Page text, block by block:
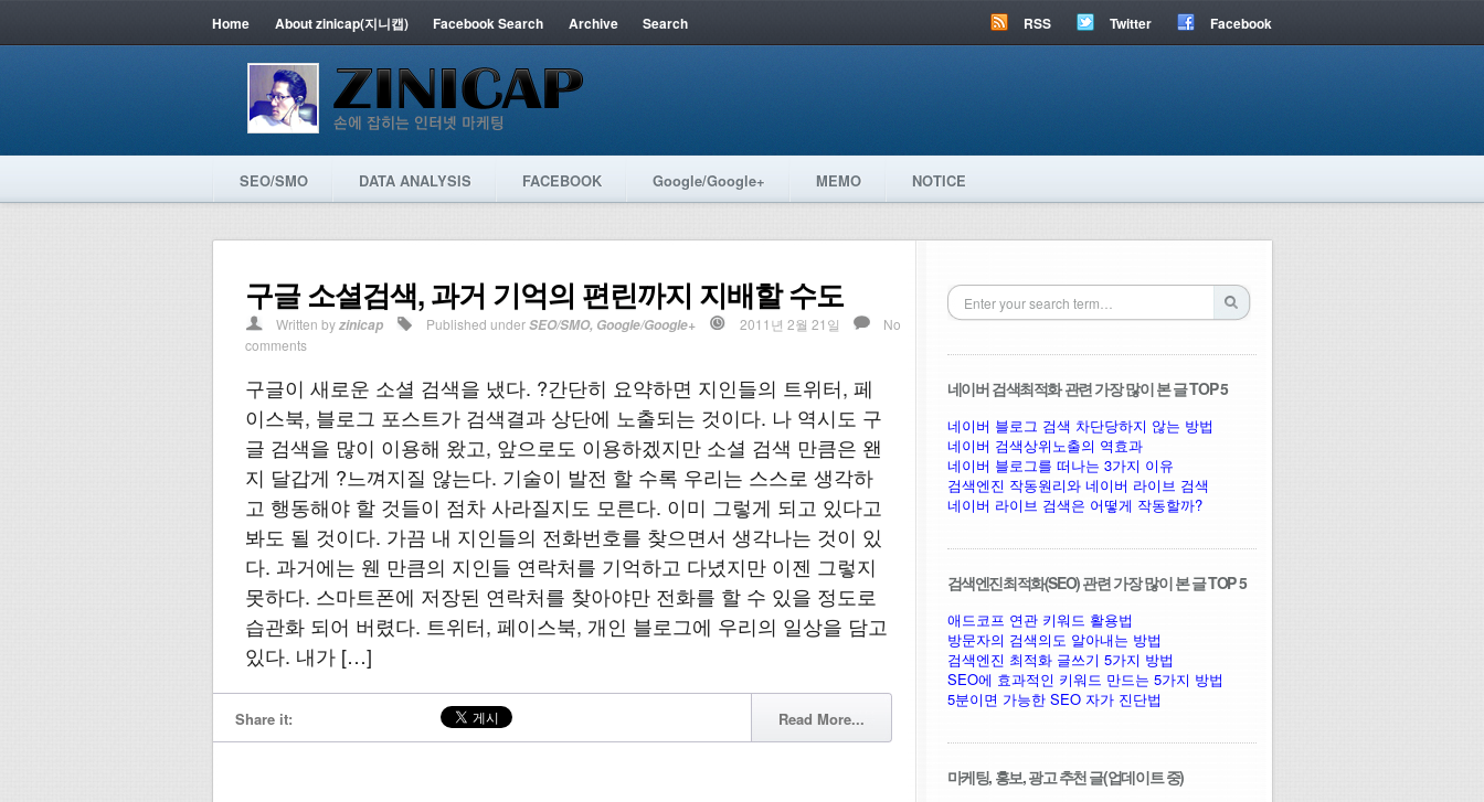
Home About zinicap(지니캡) Facebook Search Archive Search RSS Twitter Facebook
SEO/SMO DATA ANALYSIS FACEBOOK Google/Google+ MEMO NOTICE
구글 소셜검색, 과거 기억의 편린까지 지배할 수도
Written byzinicap Published underSEO/SMO, Google/Google+ 2011년 2월 21일
No
comments
구글이 새로운 소셜 검색을 냈다. ?간단히 요약하면 지인들의 트위터, 페
이스북, 블로그 포스트가 검색결과 상단에 노출되는 것이다. 나 역시도 구
글 검색을 많이 이용해 왔고, 앞으로도 이용하겠지만 소셜 검색 만큼은 왠
지 달갑게 ?느껴지질 않는다. 기술이 발전 할 수록 우리는 스스로 생각하
고 행동해야 할 것들이 점차 사라질지도 모른다. 이미 그렇게 되고 있다고
봐도 될 것이다. 가끔 내 지인들의 전화번호를 찾으면서 생각나는 것이 있
다. 과거에는 웬 만큼의 지인들 연락처를 기억하고 다녔지만 이젠 그렇지
못하다. 스마트폰에 저장된 연락처를 찾아야만 전화를 할 수 있을 정도로
습관화 되어 버렸다. 트위터, 페이스북, 개인 블로그에 우리의 일상을 담고
있다. 내가 […]
Share it: Read More...
네이버 검색최적화 관련 가장 많이 본 글 TOP 5
네이버 블로그 검색 차단당하지 않는 방법
네이버 검색상위노출의 역효과
네이버 블로그를 떠나는 3가지 이유
검색엔진 작동원리와 네이버 라이브 검색
네이버 라이브 검색은 어떻게 작동할까?
검색엔진최적화(SEO) 관련 가장 많이 본 글 TOP 5
애드코프 연관 키워드 활용법
방문자의 검색의도 알아내는 방법
검색엔진 최적화 글쓰기 5가지 방법
SEO에 효과적인 키워드 만드는 5가지 방법
5분이면 가능한 SEO 자가 진단법
마케팅, 홍보, 광고 추천 글(업데이트 중)